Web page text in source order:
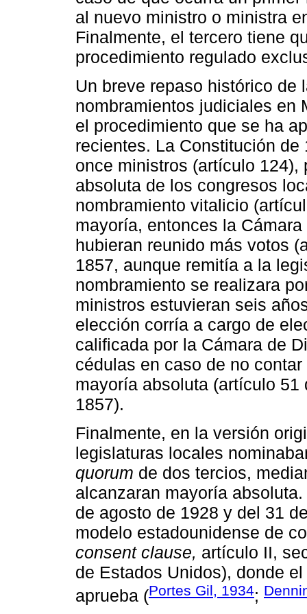
al nuevo ministro o ministra
Finalmente, el tercero tiene
procedimiento regulado
Un breve repaso histórico de
nombramientos judiciales en
el procedimiento que se ha
recientes. La Constitución
once ministros (artículo
absoluta de los congresos
nombramiento vitalicio
mayoría, entonces la
hubieran reunido más votos
1857, aunque remitía a la
nombramiento se realizara
ministros estuvieran seis
elección corría a cargo de
calificada por la Cámara de
cédulas en caso de no
mayoría absoluta (artículo
1857).
Finalmente, en la versión
legislaturas locales
quorum de dos tercios,
alcanzaran mayoría
de agosto de 1928 y del 31
modelo estadounidense de
consent clause, artículo II,
de Estados Unidos), donde
aprueba (Portes Gil, 1934;